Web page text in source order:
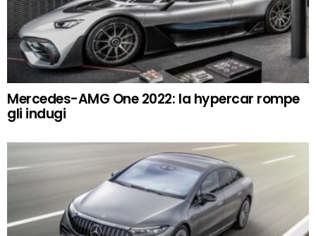
Mercedes-AMG One 2022: la hypercar rompe
gli indugi